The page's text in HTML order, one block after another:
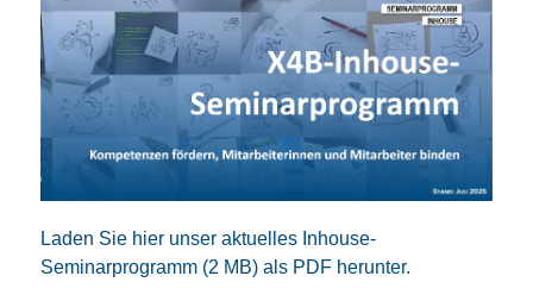
Laden Sie hier unser aktuelles Inhouse-
Seminarprogramm (2 MB) als PDF herunter.